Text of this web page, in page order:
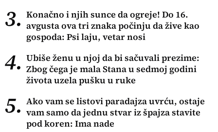
3. Konačno i njih sunce da ogreje! Do 16.
avgusta ova tri znaka počinju da žive kao
gospoda: Psi laju, vetar nosi
4. Ubiše ženu u njoj da bi sačuvali prezime:
Zbog čega je mala Stana u sedmoj godini
života uzela pušku u ruke
5. Ako vam se listovi paradajza uvrću, ostaje
vam samo da jednu stvar iz špajza stavite
pod koren: Ima nade